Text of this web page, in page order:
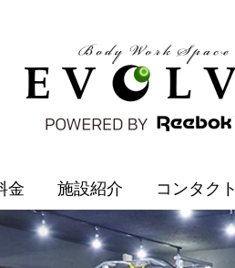
金 施設紹介 コンタクト